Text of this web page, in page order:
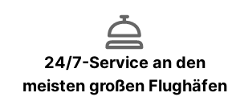
24/7-Service an den
meisten großen Flughäfen